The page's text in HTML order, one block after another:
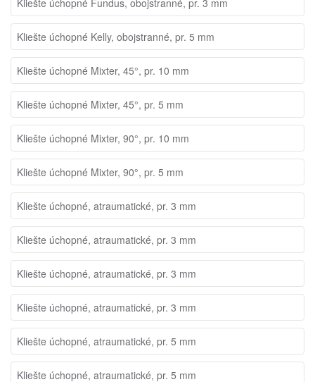
Kliešte úchopné Fundus, obojstranné, pr. 3 mm
Kliešte úchopné Kelly, obojstranné, pr. 5 mm
Kliešte úchopné Mixter, 45°, pr. 10 mm
Kliešte úchopné Mixter, 45°, pr. 5 mm
Kliešte úchopné Mixter, 90°, pr. 10 mm
Kliešte úchopné Mixter, 90°, pr. 5 mm
Kliešte úchopné, atraumatické, pr. 3 mm
Kliešte úchopné, atraumatické, pr. 3 mm
Kliešte úchopné, atraumatické, pr. 3 mm
Kliešte úchopné, atraumatické, pr. 3 mm
Kliešte úchopné, atraumatické, pr. 5 mm
Kliešte úchopné, atraumatické, pr. 5 mm